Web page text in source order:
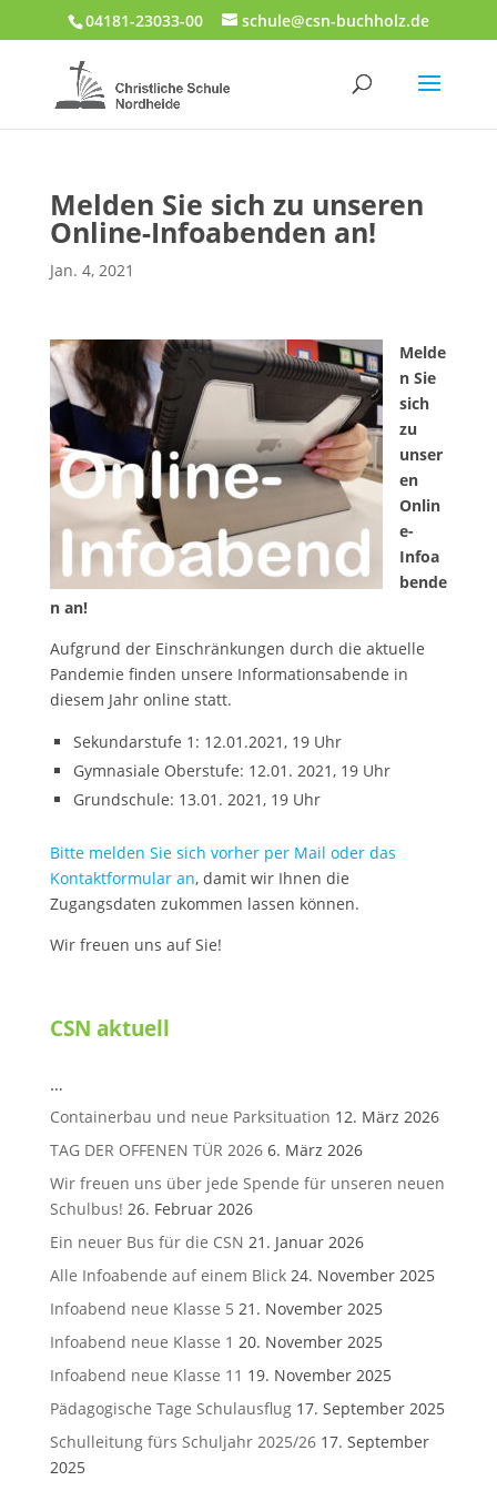
04181-23033-00 schule@csn-buchholz.de
Melden Sie sich zu unseren
Online-Infoabenden an!
Jan. 4, 2021
Melde
n Sie
sich
zu
unser
en
Onlin
e-
Infoa
bende
n an!
Aufgrund der Einschränkungen durch die aktuelle
Pandemie finden unsere Informationsabende in
diesem Jahr online statt.
Sekundarstufe 1: 12.01.2021, 19 Uhr
Gymnasiale Oberstufe: 12.01. 2021, 19 Uhr
Grundschule: 13.01. 2021, 19 Uhr
Bitte melden Sie sich vorher per Mail oder das
Kontaktformular an, damit wir Ihnen die
Zugangsdaten zukommen lassen können.
Wir freuen uns auf Sie!
CSN aktuell
…
Containerbau und neue Parksituation 12. März 2026
TAG DER OFFENEN TÜR 2026 6. März 2026
Wir freuen uns über jede Spende für unseren neuen
Schulbus! 26. Februar 2026
Ein neuer Bus für die CSN 21. Januar 2026
Alle Infoabende auf einem Blick 24. November 2025
Infoabend neue Klasse 5 21. November 2025
Infoabend neue Klasse 1 20. November 2025
Infoabend neue Klasse 11 19. November 2025
Pädagogische Tage Schulausflug 17. September 2025
Schulleitung fürs Schuljahr 2025/26 17. September
2025